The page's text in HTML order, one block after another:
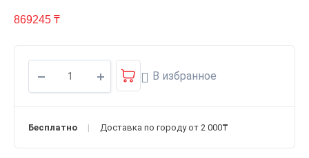
869245 ₸
В избранное
Бесплатно Доставка по городу от 2 000₸